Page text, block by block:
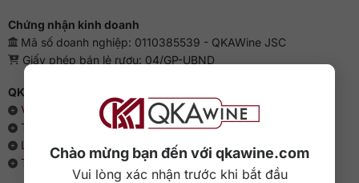
Chào mừng bạn đến với qkawine.com
Vui lòng xác nhận trước khi bắt đầu
Chứng nhận kinh doanh
Mã số doanh nghiệp: 0110385539 - QKAWine JSC
Giấy phép bán lẻ rượu: 04/GP-UBND
QKAWine - Chuyên rượu ngoại hàng đầu Việt Nam
Về chúng tôi
Thông cáo báo chí
Liên hệ với QKAWine
Tin tức và sự kiện